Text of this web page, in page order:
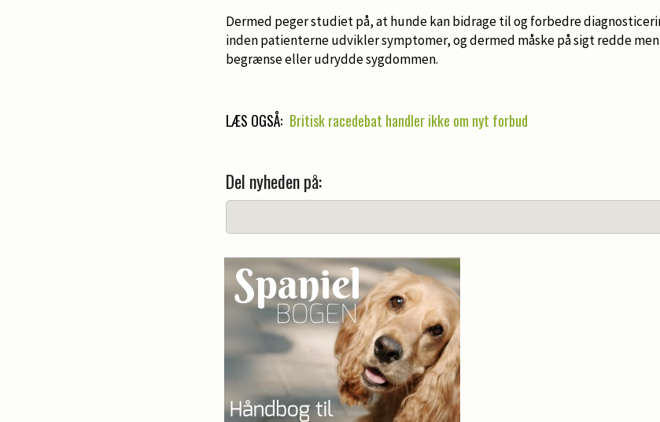
Dermed peger studiet på, at hunde kan bidrage til og forbedre
inden patienterne udvikler symptomer, og dermed måske på sigt redde
begrænse eller udrydde sygdommen.
LÆS OGSÅ: Britisk racedebat handler ikke om nyt forbud
Del nyheden på: